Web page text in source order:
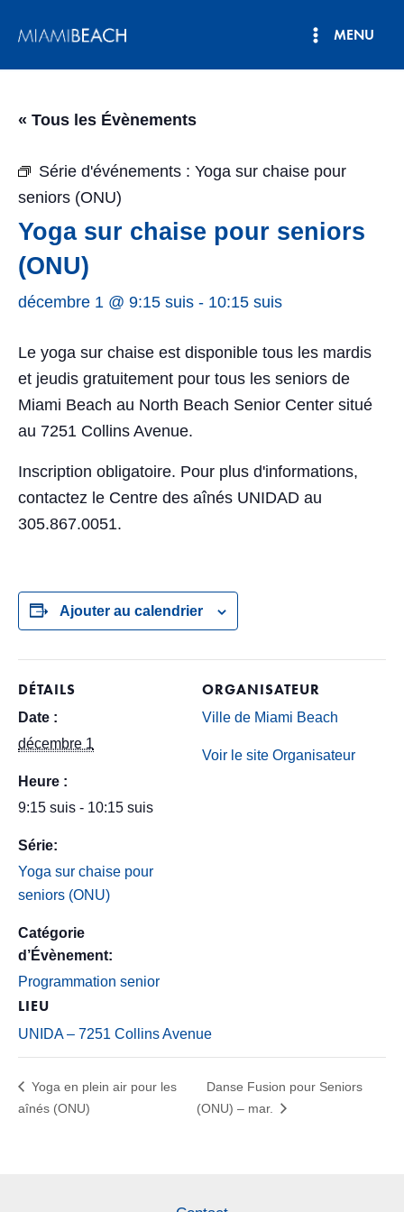
MENU
« Tous les Évènements
Série d'événements : Yoga sur chaise pour
seniors (ONU)
Yoga sur chaise pour seniors
(ONU)
décembre 1 @ 9:15 suis - 10:15 suis
Le yoga sur chaise est disponible tous les mardis
et jeudis gratuitement pour tous les seniors de
Miami Beach au North Beach Senior Center situé
au 7251 Collins Avenue.
Inscription obligatoire. Pour plus d'informations,
contactez le Centre des aînés UNIDAD au
305.867.0051.
Ajouter au calendrier
DÉTAILS
Date :
décembre 1
Heure :
9:15 suis - 10:15 suis
Série:
Yoga sur chaise pour
seniors (ONU)
Catégorie
d’Évènement:
Programmation senior
LIEU
UNIDA – 7251 Collins Avenue
ORGANISATEUR
Ville de Miami Beach
Voir le site Organisateur
Yoga en plein air pour les
aînés (ONU)
Danse Fusion pour Seniors
(ONU) – mar.